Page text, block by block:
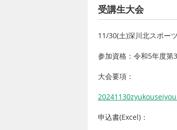
受講生大会
11/30(土)深川北スポー
参加資格：令和5年度第
大会要項：
申込書(Excel)：